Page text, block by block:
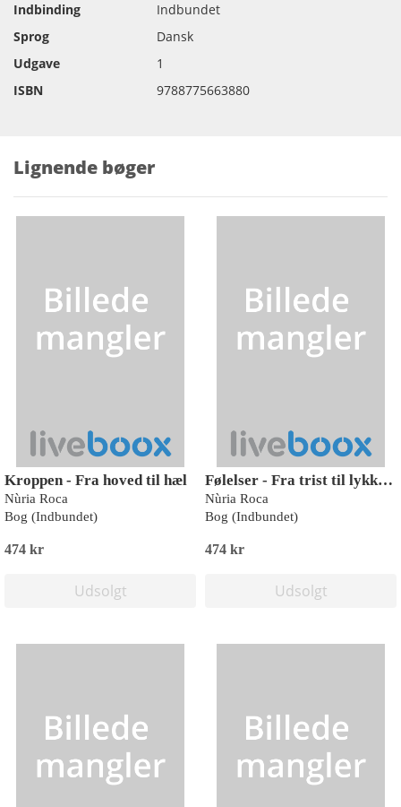
Indbinding
Indbundet
Sprog
Dansk
Udgave
1
ISBN
9788775663880
Lignende bøger
Kroppen - Fra hoved til hæl
Nùria Roca
Bog (Indbundet)
474 kr
Udsolgt
Følelser - Fra trist til lykkelig
Nùria Roca
Bog (Indbundet)
474 kr
Udsolgt